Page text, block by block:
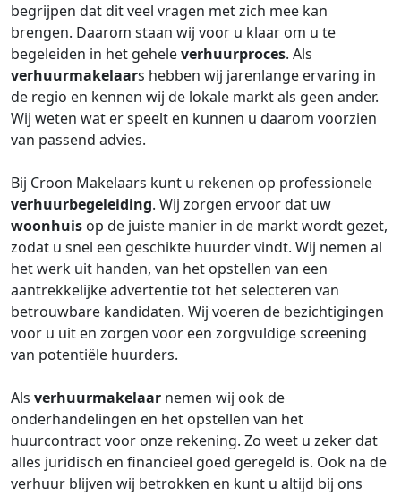
begrijpen dat dit veel vragen met zich mee kan
brengen. Daarom staan wij voor u klaar om u te
begeleiden in het geheleverhuurproces. Als
verhuurmakelaars hebben wij jarenlange ervaring in
de regio en kennen wij de lokale markt als geen ander.
Wij weten wat er speelt en kunnen u daarom voorzien
van passend advies.
Bij Croon Makelaars kunt u rekenen op professionele
verhuurbegeleiding. Wij zorgen ervoor dat uw
woonhuis op de juiste manier in de markt wordt gezet,
zodat u snel een geschikte huurder vindt. Wij nemen al
het werk uit handen, van het opstellen van een
aantrekkelijke advertentie tot het selecteren van
betrouwbare kandidaten. Wij voeren de bezichtigingen
voor u uit en zorgen voor een zorgvuldige screening
van potentiële huurders.
Als verhuurmakelaar nemen wij ook de
onderhandelingen en het opstellen van het
huurcontract voor onze rekening. Zo weet u zeker dat
alles juridisch en financieel goed geregeld is. Ook na de
verhuur blijven wij betrokken en kunt u altijd bij ons